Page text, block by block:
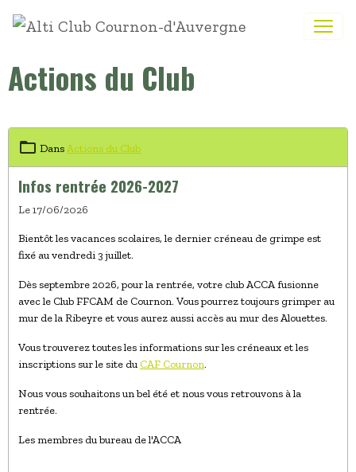
Actions du Club
DansActions du Club
Infos rentrée 2026-2027
Le 17/06/2026
Bientôt les vacances scolaires, le dernier créneau de grimpe est
fixé au vendredi 3 juillet.
Dès septembre 2026, pour la rentrée, votre club ACCA fusionne
avec le Club FFCAM de Cournon. Vous pourrez toujours grimper au
mur de la Ribeyre et vous aurez aussi accès au mur des Alouettes.
Vous trouverez toutes les informations sur les créneaux et les
inscriptions sur le site du CAF Cournon.
Nous vous souhaitons un bel été et nous vous retrouvons à la
rentrée.
Les membres du bureau de l'ACCA